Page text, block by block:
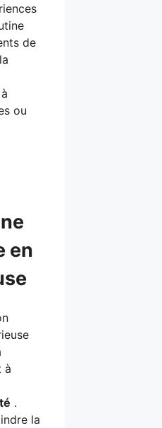
de
ou
en
à
.
la